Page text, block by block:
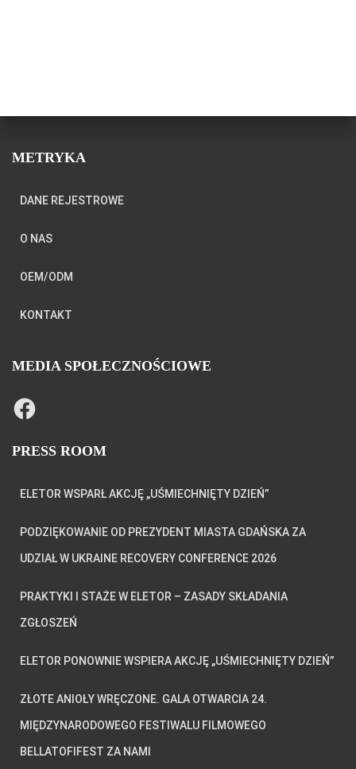
METRYKA
DANE REJESTROWE
O NAS
OEM/ODM
KONTAKT
MEDIA SPOŁECZNOŚCIOWE
F
A
B
O
PRESS ROOM
ELETOR WSPARŁ AKCJĘ „UŚMIECHNIĘTY DZIEŃ”
PODZIĘKOWANIE OD PREZYDENT MIASTA GDAŃSKA ZA
UDZIAŁ W UKRAINE RECOVERY CONFERENCE 2026
PRAKTYKI I STAŻE W ELETOR – ZASADY SKŁADANIA
ZGŁOSZEŃ
ELETOR PONOWNIE WSPIERA AKCJĘ „UŚMIECHNIĘTY DZIEŃ”
ZŁOTE ANIOŁY WRĘCZONE. GALA OTWARCIA 24.
MIĘDZYNARODOWEGO FESTIWALU FILMOWEGO
BELLATOFIFEST ZA NAMI